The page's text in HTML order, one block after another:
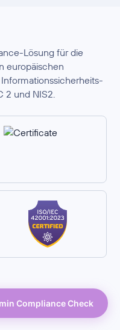
Lösung für die
europäischen
2 und NIS2.
Compliance Check